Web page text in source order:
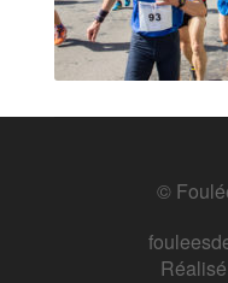
©